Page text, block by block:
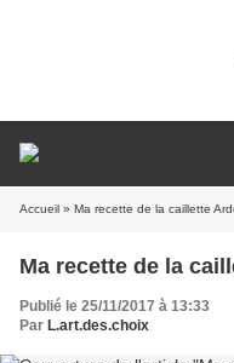
Accueil » Ma recette de la caillette
Ma recette de la
Publié le 25/11/2017 à 13:33
Par L.art.des.choix